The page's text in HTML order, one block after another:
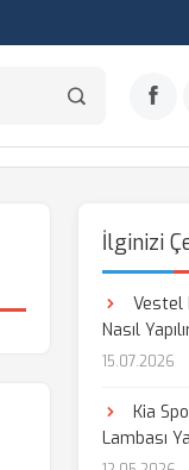
İlginizi
Vestel
Nasıl
15.07.2026
Kia
Lambası